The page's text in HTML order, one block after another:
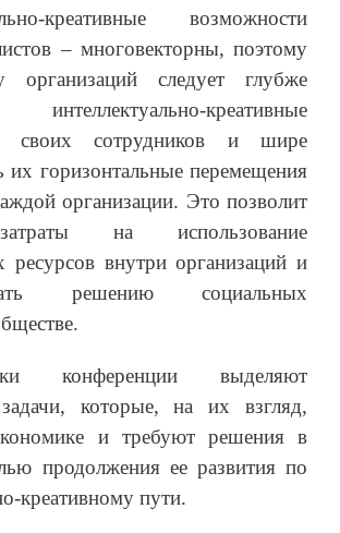
креативные возможности
– многовекторны, поэтому
организаций следует глубже
креативные
своих сотрудников и шире
их горизонтальные перемещения
организации. Это позволит
на использование
ресурсов внутри организаций и
решению социальных
конференции выделяют
которые, на их взгляд,
и требуют решения в
продолжения ее развития по
креативному пути.